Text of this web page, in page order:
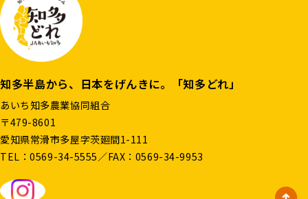
知多半島から、日本をげんきに。「知多どれ」
あいち知多農業協同組合
〒479-8601
愛知県常滑市多屋字茨廻間1-111
TEL：0569-34-5555／FAX：0569-34-9953